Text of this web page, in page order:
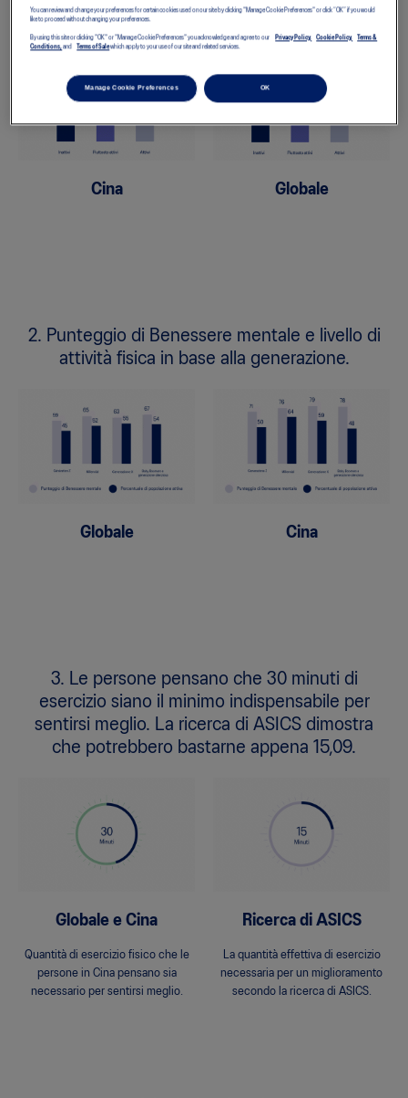
attività fisica.
Cina Globale
2. Punteggio di Benessere mentale e livello di
attività fisica in base alla generazione.
Globale Cina
3. Le persone pensano che 30 minuti di
esercizio siano il minimo indispensabile per
sentirsi meglio. La ricerca di ASICS dimostra
che potrebbero bastarne appena 15,09.
Globale e Cina
Quantità di esercizio fisico che le
persone in Cina pensano sia
necessario per sentirsi meglio.
Ricerca di ASICS
La quantità effettiva di esercizio
necessaria per un miglioramento
secondo la ricerca di ASICS.
You can review and change your preferences for certain cookies used on our site by clicking "Manage Cookie Preferences" or click “OK” if you would
like to proceed without changing your preferences.
By using this site or clicking "OK" or "Manage Cookie Preferences" you acknowledge and agree to our Privacy Policy, Cookie Policy,
Terms &
Conditions,and Terms of Salewhich apply to your use of our site and related services.
Manage Cookie Preferences OK